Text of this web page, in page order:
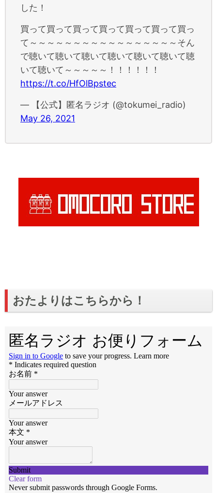
した！
買って買って買って買って買って買って買っ
て～～～～～～～～～～～～～～～～～そん
で聴いて聴いて聴いて聴いて聴いて聴いて聴
いて聴いて～～～～～！！！！！！
https://t.co/HfOlBpstec
— 【公式】匿名ラジオ (@tokumei_radio)
May 26, 2021
おたよりはこちらから！